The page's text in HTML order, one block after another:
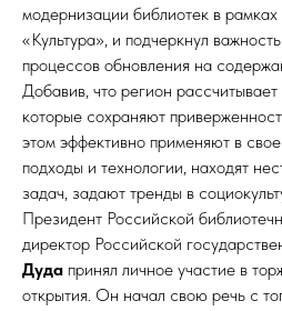
модернизации библиотек в
«Культура», и подчеркнул
процессов обновления на
Добавив, что регион
которые сохраняют
этом эффективно применяют в
подходы и технологии, находят
задач, задают тренды в
Президент Российской
директор Российской
Дуда принял личное участие в
открытия. Он начал свою речь с